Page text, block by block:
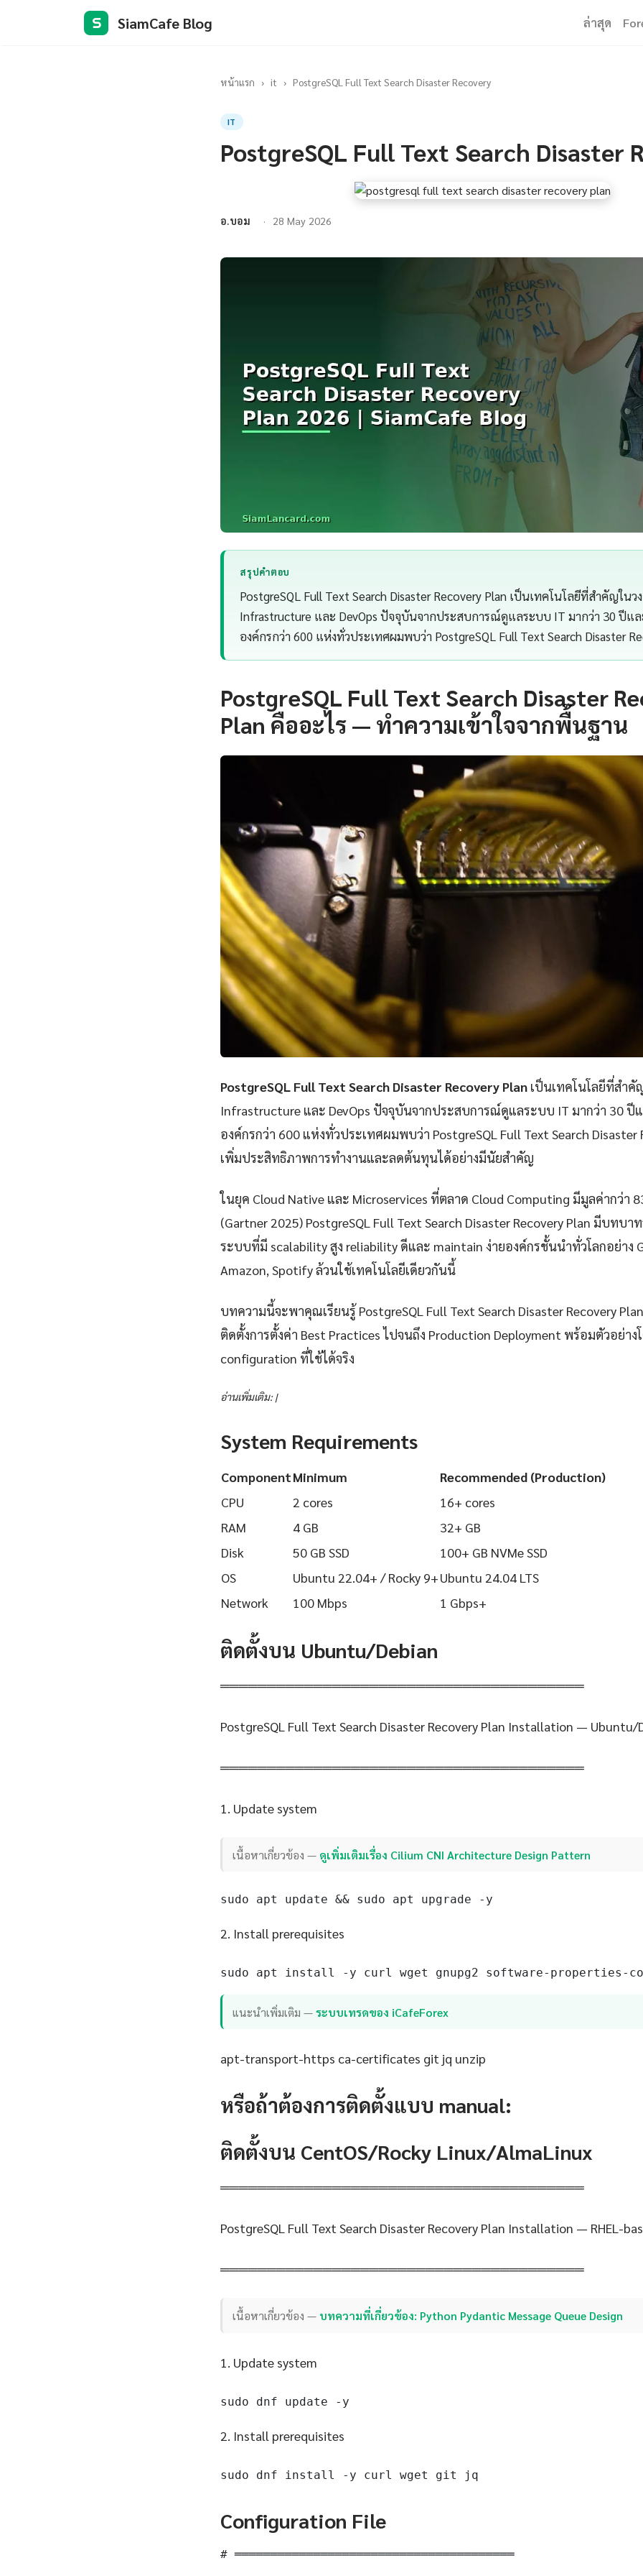
S SiamCafe Blog ล่าสุด
หน้าแรก › it › PostgreSQL Full Text Search Disaster Recovery
IT
PostgreSQL Full Text Search Disaster
อ.บอม 28 May 2026
สรุปคำตอบ
PostgreSQL Full Text Search Disaster Recovery Plan เป็นเทคโนโลยีที่สำคัญในว
Infrastructure และ DevOps ปัจจุบันจากประสบการณ์ดูแลระบบ IT มากว่า 30 ปีแล
องค์กรกว่า 600 แห่งทั่วประเทศผมพบว่า PostgreSQL Full Text Search Disaster
PostgreSQL Full Text Search Disaster
Plan คืออะไร — ทำความเข้าใจจากพื้นฐาน
PostgreSQL Full Text Search Disaster Recovery Plan เป็นเทคโนโลยีที่สำคั
Infrastructure และ DevOps ปัจจุบันจากประสบการณ์ดูแลระบบ IT มากว่า 30 ปี
องค์กรกว่า 600 แห่งทั่วประเทศผมพบว่า PostgreSQL Full Text Search Disaster
เพิ่มประสิทธิภาพการทำงานและลดต้นทุนได้อย่างมีนัยสำคัญ
ในยุค Cloud Native และ Microservices ที่ตลาด Cloud Computing มีมูลค่ากว่า
(Gartner 2025) PostgreSQL Full Text Search Disaster Recovery Plan มีบทบา
ระบบที่มี scalability สูง reliability ดีและ maintain ง่ายองค์กรชั้นนำทั่วโลกอย่าง
Amazon, Spotify ล้วนใช้เทคโนโลยีเดียวกันนี้
บทความนี้จะพาคุณเรียนรู้ PostgreSQL Full Text Search Disaster Recovery
ติดตั้งการตั้งค่า Best Practices ไปจนถึง Production Deployment พร้อมตัวอย่าง
configuration ที่ใช้ได้จริง
อ่านเพิ่มเติม: |
System Requirements
ComponentMinimum
Recommended (Production)
CPU
2 cores
16+ cores
RAM
4 GB
32+ GB
Disk
50 GB SSD
100+ GB NVMe SSD
OS
Ubuntu 22.04+ / Rocky 9+Ubuntu 24.04 LTS
Network
100 Mbps 1 Gbps+
ติดตั้งบน Ubuntu/Debian
═══════════════════════════════════════
PostgreSQL Full Text Search Disaster Recovery Plan Installation — Ubuntu/
═══════════════════════════════════════
1. Update system
เนื้อหาเกี่ยวข้อง — ดูเพิ่มเติมเรื่อง Cilium CNI Architecture Design Pattern
sudo apt update && sudo apt upgrade -y
2. Install prerequisites
sudo apt install -y curl wget gnupg2 software-properties-
แนะนำเพิ่มเติม —ระบบเทรดของ iCafeForex
apt-transport-https ca-certificates git jq unzip
หรือถ้าต้องการติดตั้งแบบ manual:
ติดตั้งบน CentOS/Rocky Linux/AlmaLinux
═══════════════════════════════════════
PostgreSQL Full Text Search Disaster Recovery Plan Installation — RHEL-
═══════════════════════════════════════
เนื้อหาเกี่ยวข้อง — บทความที่เกี่ยวข้อง: Python Pydantic Message Queue Design
1. Update system
sudo dnf update -y
2. Install prerequisites
sudo dnf install -y curl wget git jq
Configuration File
# ═══════════════════════════════════════